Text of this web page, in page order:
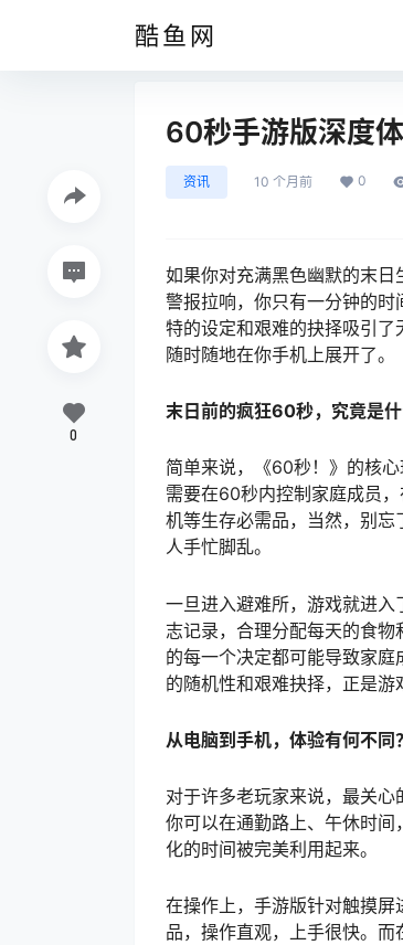
酷鱼网
60秒手游版深度
资讯 10 个月前 0
如果你对充满黑色幽默的末
警报拉响，你只有一分钟的
特的设定和艰难的抉择吸引了
随时随地在你手机上展开了。
末日前的疯狂60秒，究竟是什
简单来说，《60秒！》的核
需要在60秒内控制家庭成员
机等生存必需品，当然，别
人手忙脚乱。
一旦进入避难所，游戏就进
志记录，合理分配每天的食
的每一个决定都可能导致家
的随机性和艰难抉择，正是游
从电脑到手机，体验有何不同？
对于许多老玩家来说，最关心
你可以在通勤路上、午休时间
化的时间被完美利用起来。
在操作上，手游版针对触摸
品，操作直观，上手很快。
0